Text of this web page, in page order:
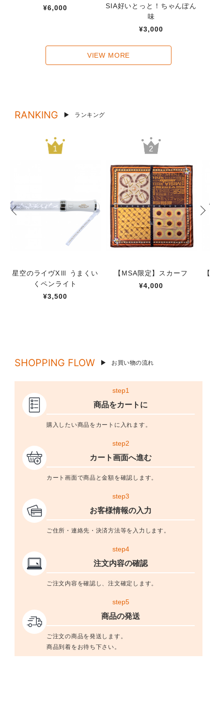
¥6,000
SIA好いとっと！ちゃんぽん
味
¥3,000
VIEW MORE
RANKING ランキング
星空のライヴXⅢ うまくい
くペンライト
¥3,500
【MSA限定】スカーフ
¥4,000
【
SHOPPING FLOW お買い物の流れ
step1
商品をカートに
購入したい商品をカートに入れます。
step2
カート画面へ進む
カート画面で商品と金額を確認します。
step3
お客様情報の入力
ご住所・連絡先・決済方法等を入力します。
step4
注文内容の確認
ご注文内容を確認し、注文確定します。
step5
商品の発送
ご注文の商品を発送します。
商品到着をお待ち下さい。